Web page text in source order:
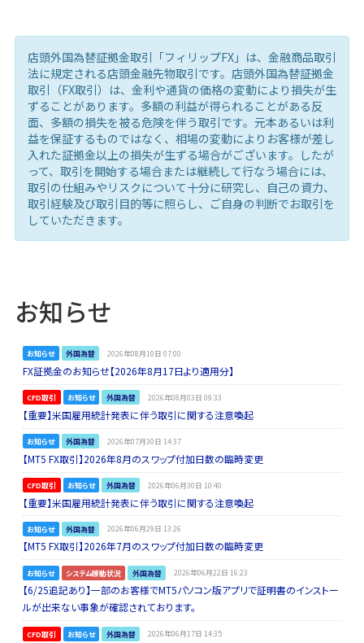
店頭外国為替証拠金取引「フィリップFX」は、金融商品取引
法に規定される店頭金融先物取引です。店頭外国為替証拠金
取引（FX取引）は、金利や通貨の価格の変動により損失が生
ずることがあります。多額の利益が得られることがある反
面、多額の損失を被る危険を伴う取引です。元本あるいは利
益を保証するものではなく、相場の変動によりお客様が差し
入れた証拠金以上の損失が生ずる場合がございます。したが
って、取引を開始する場合または継続して行なう場合には、
取引の仕組みやリスクについて十分に研究し、自己の資力、
取引経験及び取引目的等に照らし、ご自身の判断でお取引を
していただきます。
お知らせ
お知らせ 外国為替 2026年08月10日 07:00
FX証拠金のお知らせ【2026年8月17日より適用分】
CFD取引 お知らせ 外国為替 2026年08月03日 09:33
【重要】米国雇用統計発表に伴う取引に関する注意喚起
お知らせ 外国為替 2026年07月30日 14:37
【MT5 FX取引】2026年8月のスワップ付加日数の臨時変更
CFD取引 お知らせ 外国為替 2026年06月30日 10:40
【重要】米国雇用統計発表に伴う取引に関する注意喚起
お知らせ 外国為替 2026年06月29日 13:26
【MT5 FX取引】2026年7月のスワップ付加日数の臨時変更
お知らせ システム稼動状況 外国為替 2026年06月22日 16:23
【6/25追記あり】一部のお客様でMT5パソコン版アプリで証明書のインストー
ルが出来ない事象が確認されております。
CFD取引 お知らせ 外国為替 2026年06月17日 14:35